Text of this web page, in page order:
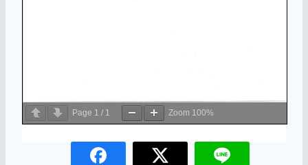
Page 1 / 1 Zoom 100%